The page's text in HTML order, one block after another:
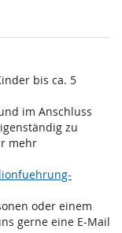
bis ca. 5
im Anschluss
zu
mehr
oder einem
gerne eine E-Mail